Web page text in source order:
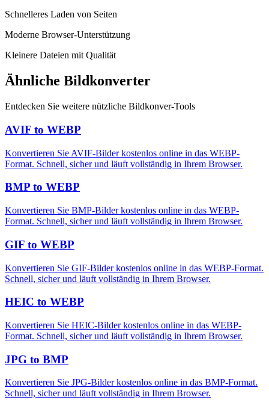
Schnelleres Laden von Seiten
Moderne Browser-Unterstützung
Kleinere Dateien mit Qualität
Ähnliche Bildkonverter
Entdecken Sie weitere nützliche Bildkonver-Tools
AVIF to WEBP
Konvertieren Sie AVIF-Bilder kostenlos online in das WEBP-
Format. Schnell, sicher und läuft vollständig in Ihrem Browser.
BMP to WEBP
Konvertieren Sie BMP-Bilder kostenlos online in das WEBP-
Format. Schnell, sicher und läuft vollständig in Ihrem Browser.
GIF to WEBP
Konvertieren Sie GIF-Bilder kostenlos online in das WEBP-Format.
Schnell, sicher und läuft vollständig in Ihrem Browser.
HEIC to WEBP
Konvertieren Sie HEIC-Bilder kostenlos online in das WEBP-
Format. Schnell, sicher und läuft vollständig in Ihrem Browser.
JPG to BMP
Konvertieren Sie JPG-Bilder kostenlos online in das BMP-Format.
Schnell, sicher und läuft vollständig in Ihrem Browser.